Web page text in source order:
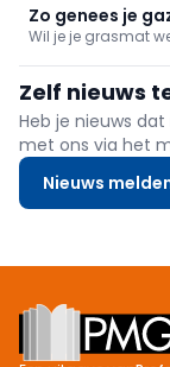
snel mogelijk in
Zo genees je
Wil je je grasmat
gazonziektes.
Zelf nieuws
Heb je nieuws
met ons via het
Nieuws
Footer